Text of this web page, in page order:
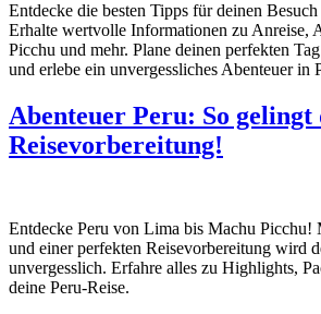
Entdecke die besten Tipps für deinen
Erhalte wertvolle Informationen zu Anreise,
Picchu und mehr. Plane deinen perfekten
und erlebe ein unvergessliches Abenteuer in
Abenteuer Peru: So gelingt
Reisevorbereitung!
Entdecke Peru von Lima bis Machu Picchu!
und einer perfekten Reisevorbereitung wird
unvergesslich. Erfahre alles zu Highlights,
deine Peru-Reise.